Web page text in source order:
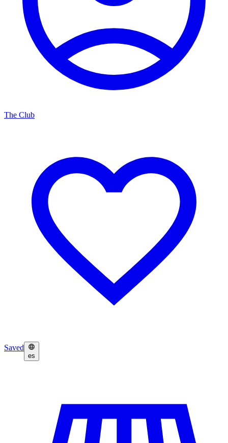
The Club
Saved
es